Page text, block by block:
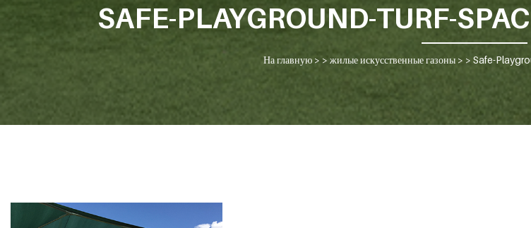
SAFE-PLAYGROUND-TURF-
На главную > >жилые искусственные газоны > > Safe-